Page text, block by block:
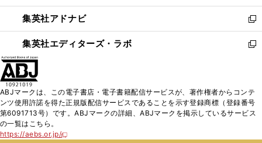
開
く
ウ
で
開
く
ン
ド
ウ
で
ウ
ィ
ン
ド
く
集英社アドナビ
新
し
い
ド
ウ
で
集英社エディターズ・ラボ
新
ィ
ン
ABJマークは、この電子書店・電子書籍配信サービスが、著作権者からコンテ
ンツ使用許諾を得た正規版配信サービスであることを示す登録商標（登録番号
第6091713号）です。ABJマークの詳細、ABJマークを掲示しているサービス
の一覧はこちら。
https://aebs.or.jp/
新